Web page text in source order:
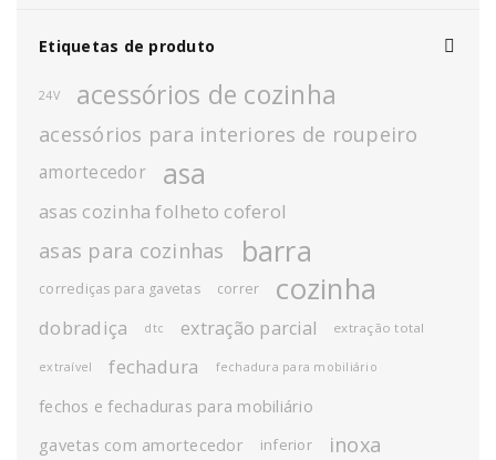
Etiquetas de produto
24V acessórios de cozinha
acessórios para interiores de roupeiro
amortecedor asa
asas cozinha folheto coferol
asas para cozinhas barra
corrediças para gavetas correr cozinha
dobradiça dtc extração parcial extração total
extraível fechadura fechadura para mobiliário
fechos e fechaduras para mobiliário
gavetas com amortecedor
inferior inoxa